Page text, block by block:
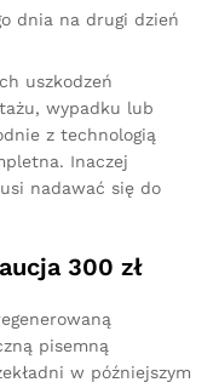
dnia na drugi dzień
uszkodzeń
wypadku lub
z technologią
Inaczej
nadawać się do
300 zł
pisemną
w późniejszym